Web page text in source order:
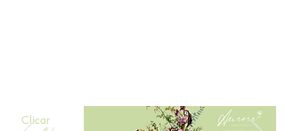
Clicar